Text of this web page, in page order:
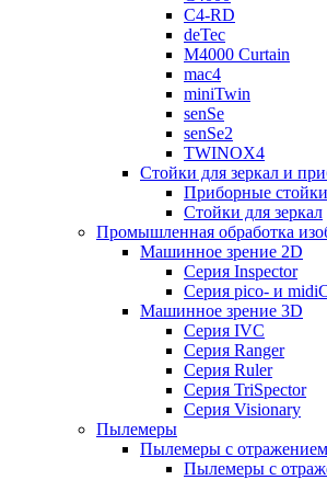
C4-RD
deTec
M4000 Curtain
mac4
miniTwin
senSe
senSe2
TWINOX4
Стойки для зеркал и
Приборные стойки
Стойки для зеркал
Промышленная обработка
Машинное зрение 2D
Серия Inspector
Серия pico- и
Машинное зрение 3D
Серия IVC
Серия Ranger
Серия Ruler
Серия TriSpector
Серия Visionary
Пылемеры
Пылемеры с отражением
Пылемеры с